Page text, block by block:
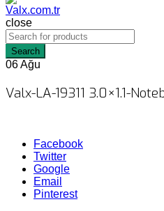
close
Search
06Ağu
Valx-LA-19311 3.0×1.1-
Facebook
Twitter
Google
Email
Pinterest